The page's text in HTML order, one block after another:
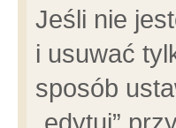
Jeśli nie
i usuwać
sposób